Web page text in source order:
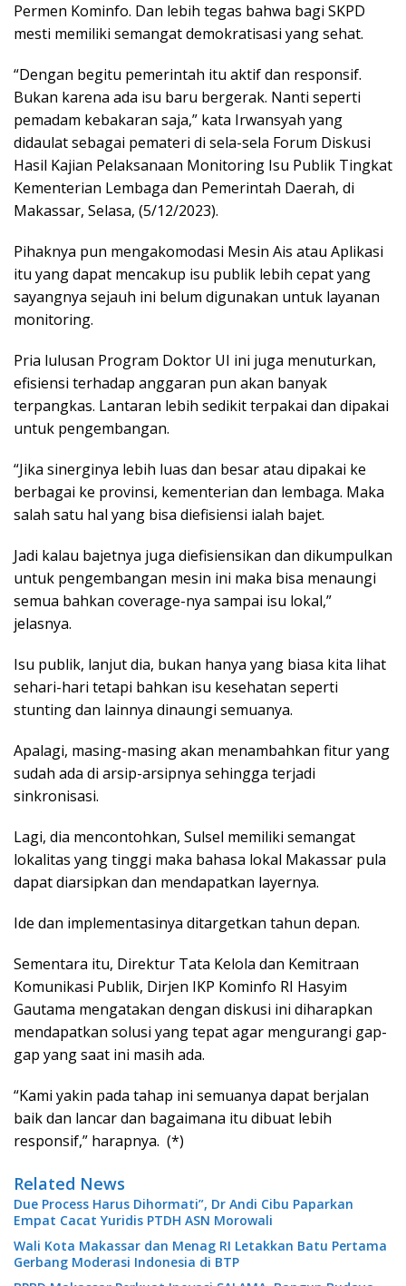
Permen Kominfo. Dan lebih tegas bahwa bagi SKPD
mesti memiliki semangat demokratisasi yang sehat.
“Dengan begitu pemerintah itu aktif dan responsif.
Bukan karena ada isu baru bergerak. Nanti seperti
pemadam kebakaran saja,” kata Irwansyah yang
didaulat sebagai pemateri di sela-sela Forum Diskusi
Hasil Kajian Pelaksanaan Monitoring Isu Publik Tingkat
Kementerian Lembaga dan Pemerintah Daerah, di
Makassar, Selasa, (5/12/2023).
Pihaknya pun mengakomodasi Mesin Ais atau Aplikasi
itu yang dapat mencakup isu publik lebih cepat yang
sayangnya sejauh ini belum digunakan untuk layanan
monitoring.
Pria lulusan Program Doktor UI ini juga menuturkan,
efisiensi terhadap anggaran pun akan banyak
terpangkas. Lantaran lebih sedikit terpakai dan dipakai
untuk pengembangan.
“Jika sinerginya lebih luas dan besar atau dipakai ke
berbagai ke provinsi, kementerian dan lembaga. Maka
salah satu hal yang bisa diefisiensi ialah bajet.
Jadi kalau bajetnya juga diefisiensikan dan dikumpulkan
untuk pengembangan mesin ini maka bisa menaungi
semua bahkan coverage-nya sampai isu lokal,”
jelasnya.
Isu publik, lanjut dia, bukan hanya yang biasa kita lihat
sehari-hari tetapi bahkan isu kesehatan seperti
stunting dan lainnya dinaungi semuanya.
Apalagi, masing-masing akan menambahkan fitur yang
sudah ada di arsip-arsipnya sehingga terjadi
sinkronisasi.
Lagi, dia mencontohkan, Sulsel memiliki semangat
lokalitas yang tinggi maka bahasa lokal Makassar pula
dapat diarsipkan dan mendapatkan layernya.
Ide dan implementasinya ditargetkan tahun depan.
Sementara itu, Direktur Tata Kelola dan Kemitraan
Komunikasi Publik, Dirjen IKP Kominfo RI Hasyim
Gautama mengatakan dengan diskusi ini diharapkan
mendapatkan solusi yang tepat agar mengurangi gap-
gap yang saat ini masih ada.
“Kami yakin pada tahap ini semuanya dapat berjalan
baik dan lancar dan bagaimana itu dibuat lebih
responsif,” harapnya. (*)
Related News
Due Process Harus Dihormati”, Dr Andi Cibu Paparkan
Empat Cacat Yuridis PTDH ASN Morowali
Wali Kota Makassar dan Menag RI Letakkan Batu Pertama
Gerbang Moderasi Indonesia di BTP